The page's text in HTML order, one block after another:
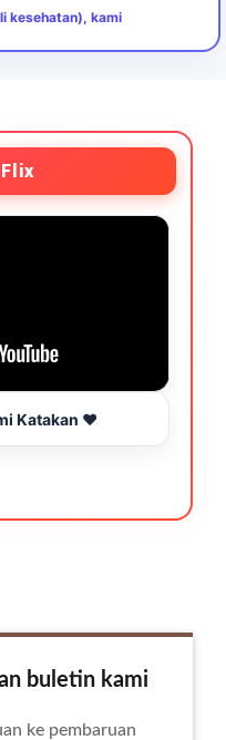
kesehatan), kami
Katakan ❤️
buletin kami
ke pembaruan